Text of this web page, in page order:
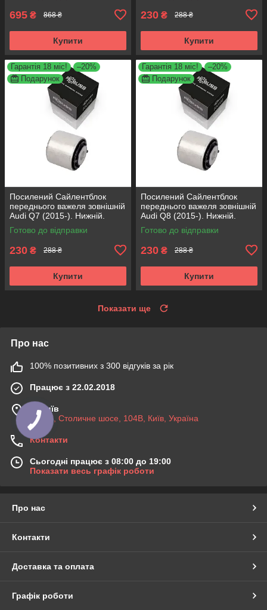
695 ₴ 868 ₴
Купити
230 ₴ 288 ₴
Купити
Гарантія 18 міс!
–20%
Подарунок
Посилений Сайлентблок
переднього важеля зовнішній
Audi Q7 (2015-). Нижній.
КОРЕЯ Acsuss! FE175192 ,
VKDS331087
Готово до відправки
230 ₴ 288 ₴
Купити
Гарантія 18 міс!
–20%
Подарунок
Посилений Сайлентблок
переднього важеля зовнішній
Audi Q8 (2015-). Нижній.
КОРЕЯ Acsuss! FE175192 ,
VKDS331087
Готово до відправки
230 ₴ 288 ₴
Купити
Показати ще
Про нас
100% позитивних з 300 відгуків за рік
Працює з 22.02.2018
м. Київ
03045, Столичне шосе, 104B, Київ, Україна
Контакти
Сьогодні працює з 08:00 до 19:00
Показати весь графік роботи
Про нас
Контакти
Доставка та оплата
Графік роботи